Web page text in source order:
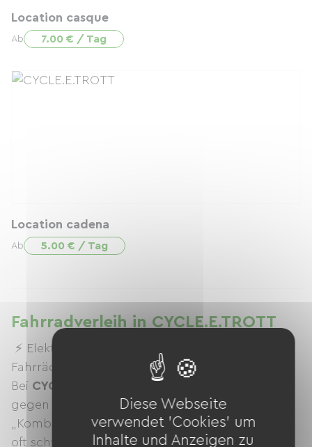
Location casque
Ab 7.00 € / Tag
Location cadena
Ab 5.00 € / Tag
Fahrradverleih in CYCLE.E.TROTT
⚡ Elektrofahrräder… die trotzdem richtige
Fahrräder sind!
Bei CYCLE.E.TROTT
gegen das Angebot von
„Kombinationsmodellen“ entschieden, da diese
oft schwer und ohne elektrische Unterstützung
Diese Webseite
verwendet 'Cookies' um
Inhalte und Anzeigen zu